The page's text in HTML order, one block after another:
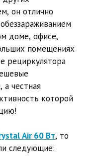
он отлично
доме, офисе,
помещениях
рециркулятора
честная
которой
Air 60 Вт, то
следующие: